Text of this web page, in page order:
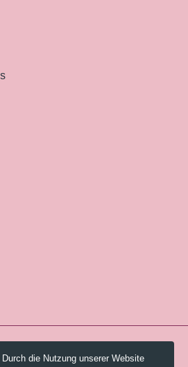
Zürich.
die Nutzung unserer Website